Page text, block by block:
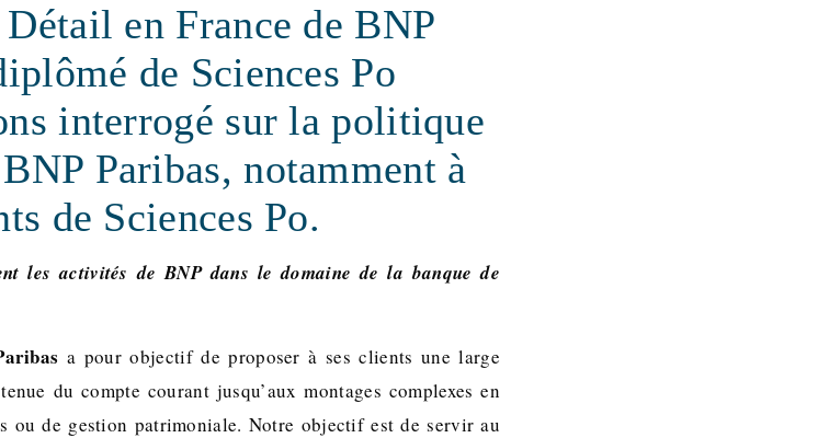
en France de BNP
de Sciences Po
interrogé sur la politique
Paribas, notamment à
de Sciences Po.
les activités de BNP dans le domaine de la banque de
a pour objectif de proposer à ses clients une large
du compte courant jusqu’aux montages complexes en
ou de gestion patrimoniale. Notre objectif est de servir au